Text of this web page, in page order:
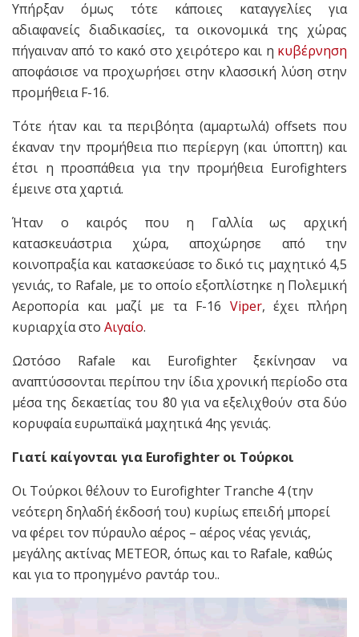
Υπήρξαν όμως τότε κάποιες καταγγελίες για
αδιαφανείς διαδικασίες, τα οικονομικά της χώρας
πήγαιναν από το κακό στο χειρότερο και η κυβέρνηση
αποφάσισε να προχωρήσει στην κλασσική λύση στην
προμήθεια F-16.
Τότε ήταν και τα περιβόητα (αμαρτωλά) offsets που
έκαναν την προμήθεια πιο περίεργη (και ύποπτη) και
έτσι η προσπάθεια για την προμήθεια Eurofighters
έμεινε στα χαρτιά.
Ήταν ο καιρός που η Γαλλία ως αρχική
κατασκευάστρια χώρα, αποχώρησε από την
κοινοπραξία και κατασκεύασε το δικό τις μαχητικό 4,5
γενιάς, το Rafale, με το οποίο εξοπλίστηκε η Πολεμική
Αεροπορία και μαζί με τα F-16 Viper, έχει πλήρη
κυριαρχία στο Αιγαίο.
Ωστόσο Rafale και Eurofighter ξεκίνησαν να
αναπτύσσονται περίπου την ίδια χρονική περίοδο στα
μέσα της δεκαετίας του ΄80 για να εξελιχθούν στα δύο
κορυφαία ευρωπαϊκά μαχητικά 4ης γενιάς.
Γιατί καίγονται για Eurofighter οι Τούρκοι
Οι Τούρκοι θέλουν το Eurofighter Tranche 4 (την
νεότερη δηλαδή έκδοσή του) κυρίως επειδή μπορεί
να φέρει τον πύραυλο αέρος – αέρος νέας γενιάς,
μεγάλης ακτίνας METEOR, όπως και το Rafale, καθώς
και για το προηγμένο ραντάρ του..